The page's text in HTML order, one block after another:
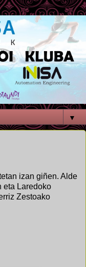
▼
izan giñen. Alde
eta Laredoko
Zestoako